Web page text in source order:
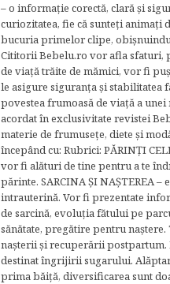
– o informaţie corectă, clară şi
curiozitatea, fie că sunteţi animaţi
bucuria primelor clipe,
Cititorii Bebelu.ro vor afla sfaturi,
de viaţă trăite de mămici, vor fi
le asigure siguranţa şi stabilitatea
povestea frumoasă de viață a
acordat în exclusivitate revistei
materie de frumuseţe, diete şi
începând cu: Rubrici: PĂRINŢI
vor fi alături de tine pentru a te
părinte. SARCINA ŞI NAŞTEREA
intrauterină. Vor fi prezentate
de sarcină, evoluţia fătului pe
sănătate, pregătire pentru
naşterii şi recuperării postpartum.
destinat îngrijirii sugarului.
prima băiţă, diversificarea sunt